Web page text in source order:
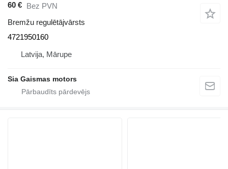
60 € Bez PVN
Bremžu regulētājvārsts
4721950160
Latvija, Mārupe
Sia Gaismas motors